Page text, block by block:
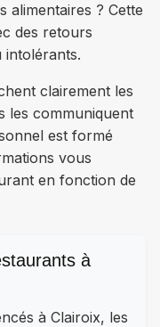
alimentaires ? Cette
des retours
intolérants.
clairement les
les communiquent
est formé
vous
en fonction de
à
à Clairoix, les